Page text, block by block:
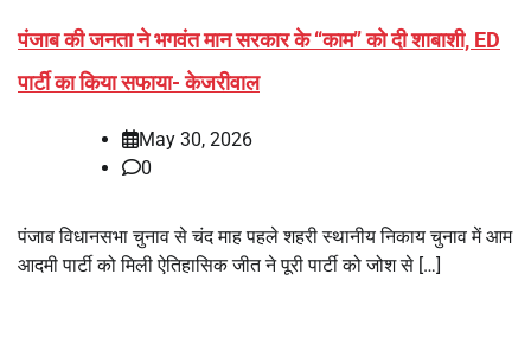
पंजाब की जनता ने भगवंत मान सरकार के ‘‘काम’’ को दी शाबाशी, ED
पार्टी का किया सफाया- केजरीवाल
May 30, 2026
0
पंजाब विधानसभा चुनाव से चंद माह पहले शहरी स्थानीय निकाय चुनाव में आम
आदमी पार्टी को मिली ऐतिहासिक जीत ने पूरी पार्टी को जोश से […]